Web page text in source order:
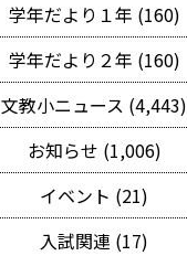
学年だより１年 (160)
学年だより２年 (160)
文教小ニュース (4,443)
お知らせ (1,006)
イベント (21)
入試関連 (17)